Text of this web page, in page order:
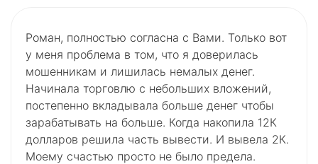
Роман, полностью согласна с Вами. Только вот
у меня проблема в том, что я доверилась
мошенникам и лишилась немалых денег.
Начинала торговлю с небольших вложений,
постепенно вкладывала больше денег чтобы
зарабатывать на больше. Когда накопила 12К
долларов решила часть вывести. И вывела 2К.
Моему счастью просто не было предела.